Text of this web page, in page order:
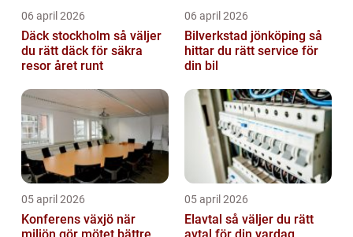
06 april 2026
Däck stockholm så väljer
du rätt däck för säkra
resor året runt
06 april 2026
Bilverkstad jönköping så
hittar du rätt service för
din bil
05 april 2026
Konferens växjö när
05 april 2026
Elavtal så väljer du rätt